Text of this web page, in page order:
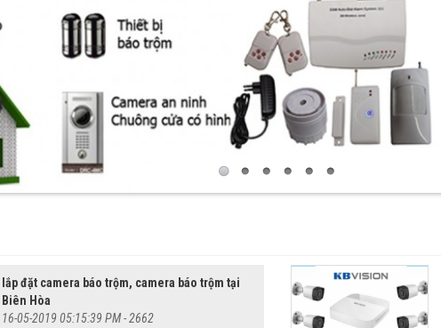
lắp đặt camera báo trộm, camera báo trộm tại
Biên Hòa
16-05-2019 05:15:39 PM -2662